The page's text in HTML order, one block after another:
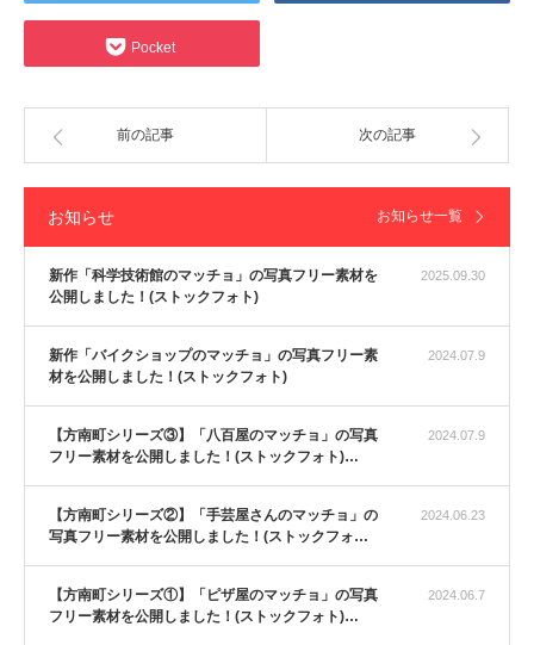
Pocket
前の記事 次の記事
お知らせ
2025.09.30
新作「科学技術館のマッチョ」の写真フリー素材を
公開しました！(ストックフォト)
2024.07.9
新作「バイクショップのマッチョ」の写真フリー素
材を公開しました！(ストックフォト)
2024.07.9
【方南町シリーズ③】「八百屋のマッチョ」の写真
フリー素材を公開しました！(ストックフォト)…
2024.06.23
【方南町シリーズ②】「手芸屋さんのマッチョ」の
写真フリー素材を公開しました！(ストックフォ…
2024.06.7
【方南町シリーズ①】「ピザ屋のマッチョ」の写真
フリー素材を公開しました！(ストックフォト)…
お知らせ一覧